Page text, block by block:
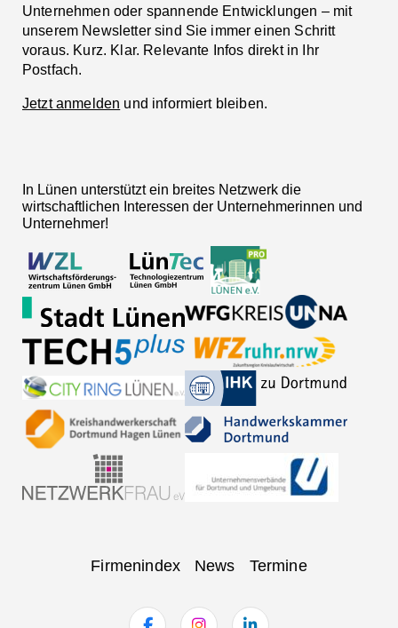
Unternehmen oder spannende Entwicklungen – mit
unserem Newsletter sind Sie immer einen Schritt
voraus. Kurz. Klar. Relevante Infos direkt in Ihr
Postfach.
Jetzt anmelden und informiert bleiben.
In Lünen unterstützt ein breites Netzwerk die
wirtschaftlichen Interessen der Unternehmerinnen und
Unternehmer!
Firmenindex News Termine